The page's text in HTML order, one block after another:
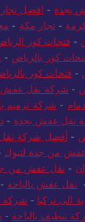
-شركة تنظيف
بجدة-افضل
-نجار مكة -
-فتحات كور
كور بالرياض -
- فتحات كور بالرياض
- شركة نقل عفش
- شركة ترميم
نقل عفش بجدة-
- أفضل شركة
عفش من جدة لتبوك
- نقل عفش من
نقل عفش بالباحة
تركيا - شركة